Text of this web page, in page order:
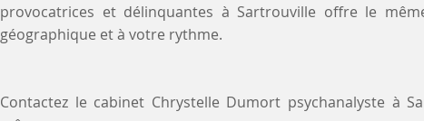
provocatrices et délinquantes à Sartrouville offre le
géographique et à votre rythme.
Contactez le cabinet Chrystelle Dumort psychanalyste à